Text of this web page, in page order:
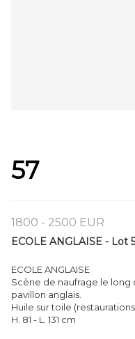
57
1800 - 2500 EUR
ECOLE ANGLAISE - Lot
ECOLE ANGLAISE
Scène de naufrage le
pavillon anglais.
Huile sur toile
H. 81 - L. 131 cm